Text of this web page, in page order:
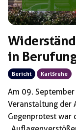
in
Bericht Karlsruhe
Am 09.
Veranstaltung der
Gegenprotest war